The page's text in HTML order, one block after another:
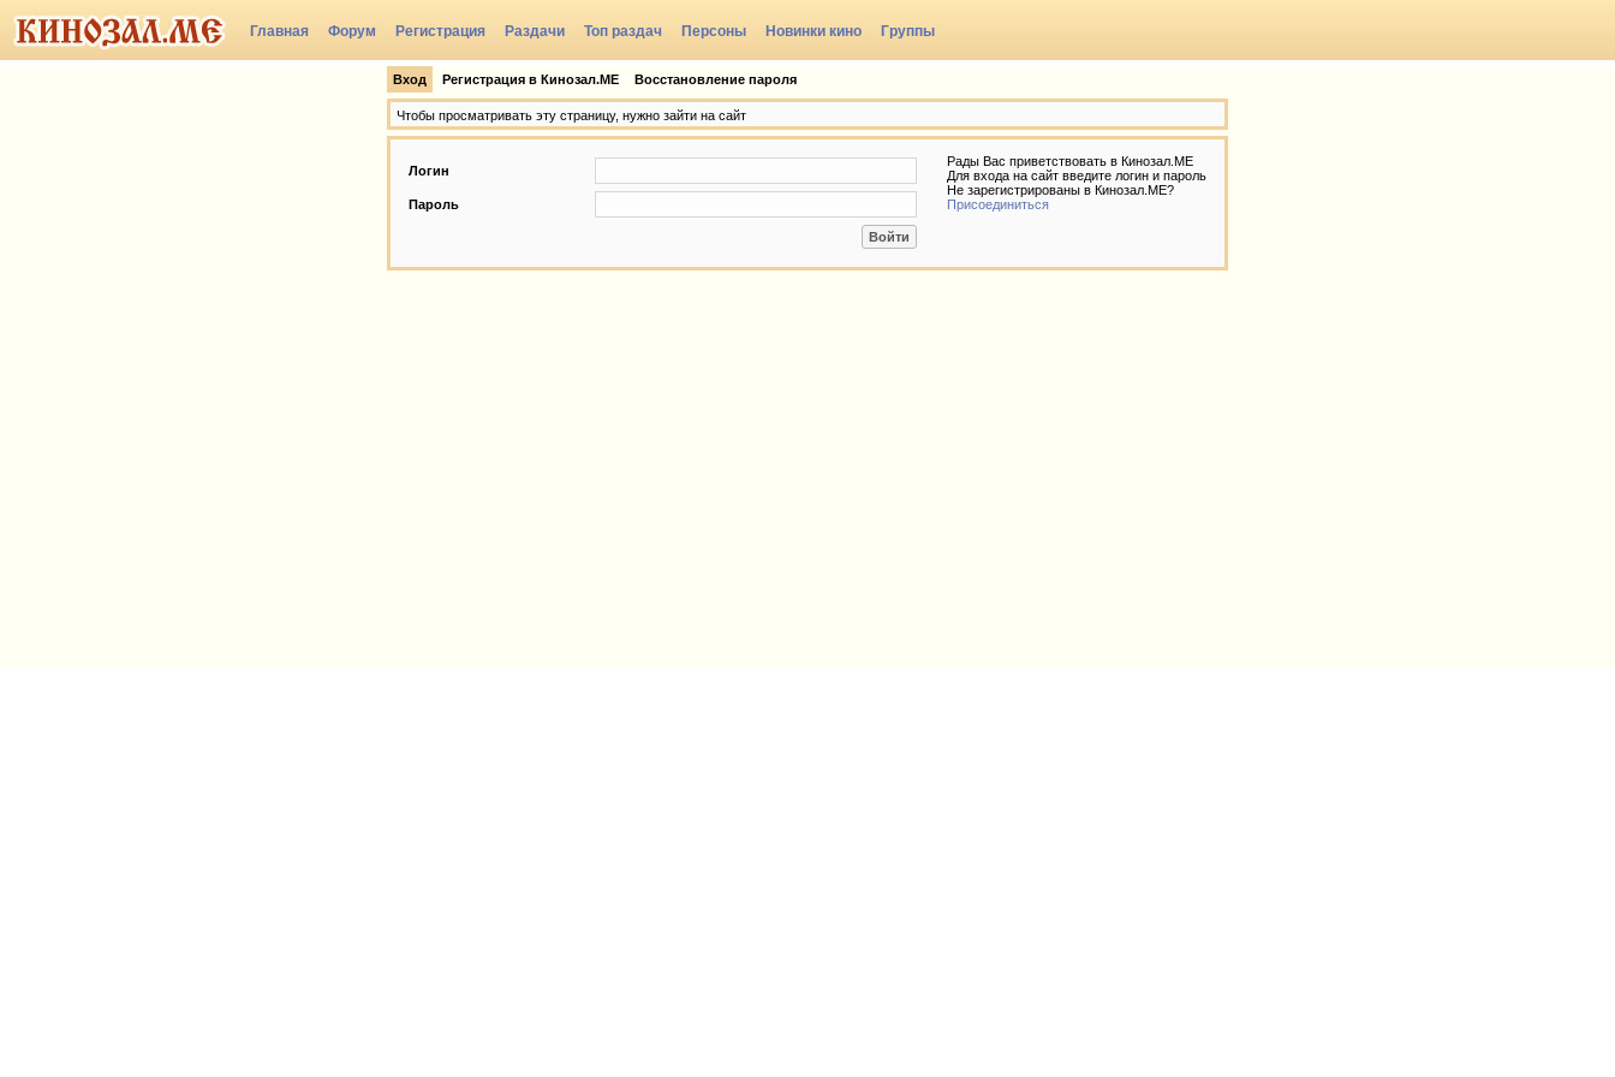
Главная Форум Регистрация Раздачи Топ раздач Персоны Новинки кино Группы
Вход Регистрация в Кинозал.МЕ Восстановление пароля
Чтобы просматривать эту страницу, нужно зайти на сайт
Логин
Пароль
Рады Вас приветствовать в Кинозал.МЕ
Для входа на сайт введите логин и пароль
Не зарегистрированы в Кинозал.МЕ?
Присоединиться